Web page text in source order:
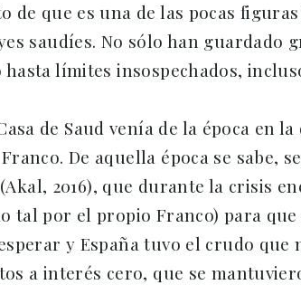
de que es una de las pocas
saudíes. No sólo han guardado
límites insospechados,
de Saud venía de la época en
De aquella época se sabe,
2016), que durante la crisis
tal por el propio Franco) para
y España tuvo el crudo que
a interés cero, que se